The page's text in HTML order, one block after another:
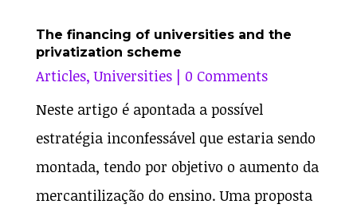
The financing of universities and the
privatization scheme
Articles,Universities| 0 Comments
Neste artigo é apontada a possível
estratégia inconfessável que estaria sendo
montada, tendo por objetivo o aumento da
mercantilização do ensino. Uma proposta